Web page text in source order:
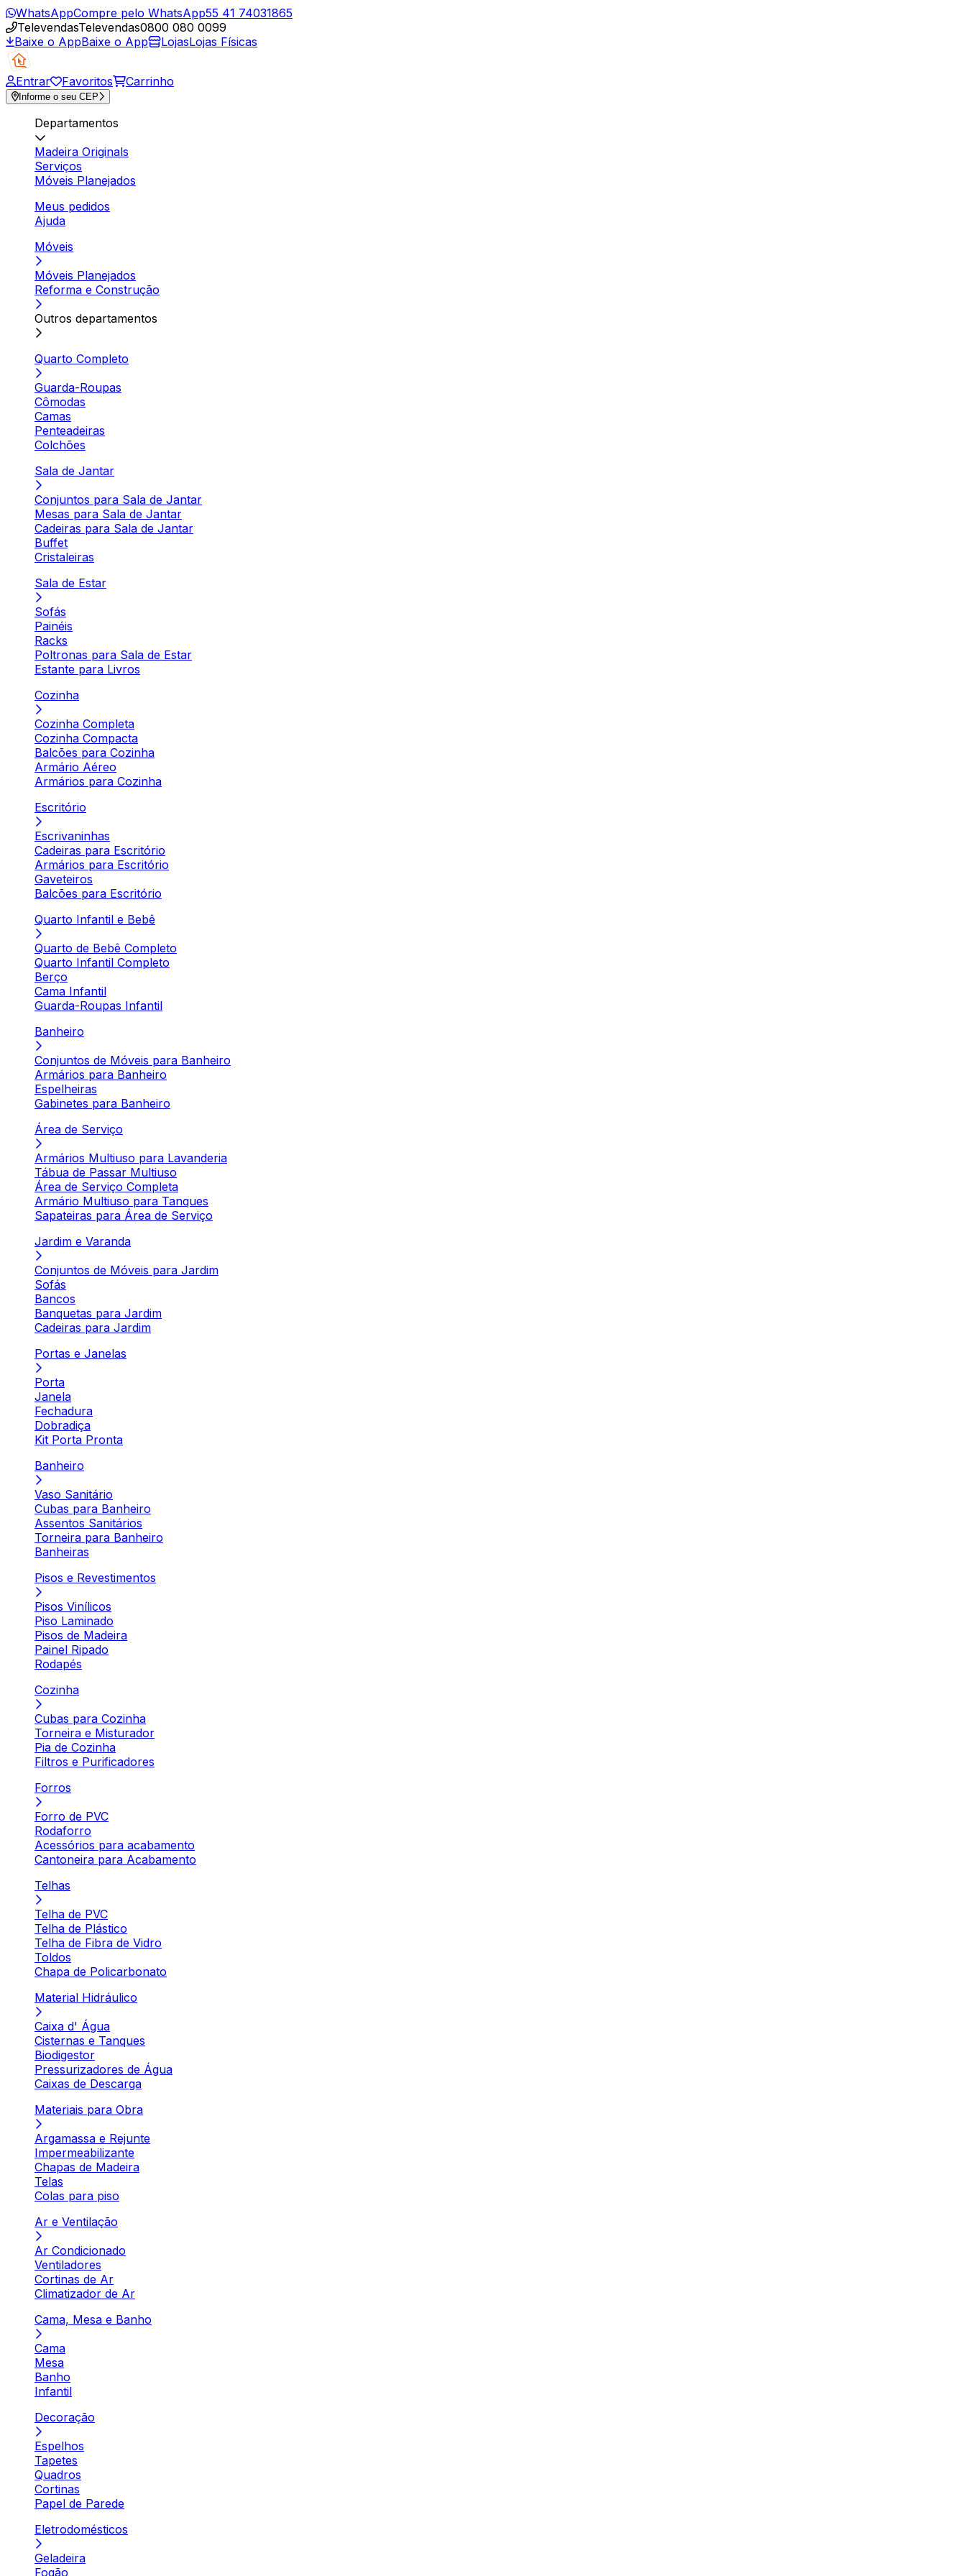
WhatsAppCompre pelo WhatsApp55 41 74031865
TelevendasTelevendas0800 080 0099
Baixe o AppBaixe o App LojasLojas Físicas
Entrar Favoritos Carrinho
Informe o seu CEP
Departamentos
Madeira Originals
Serviços
Móveis Planejados
Meus pedidos
Ajuda
Móveis
Móveis Planejados
Reforma e Construção
Outros departamentos
Quarto Completo
Guarda-Roupas
Cômodas
Camas
Penteadeiras
Colchões
Sala de Jantar
Conjuntos para Sala de Jantar
Mesas para Sala de Jantar
Cadeiras para Sala de Jantar
Buffet
Cristaleiras
Sala de Estar
Sofás
Painéis
Racks
Poltronas para Sala de Estar
Estante para Livros
Cozinha
Cozinha Completa
Cozinha Compacta
Balcões para Cozinha
Armário Aéreo
Armários para Cozinha
Escritório
Escrivaninhas
Cadeiras para Escritório
Armários para Escritório
Gaveteiros
Balcões para Escritório
Quarto Infantil e Bebê
Quarto de Bebê Completo
Quarto Infantil Completo
Berço
Cama Infantil
Guarda-Roupas Infantil
Banheiro
Conjuntos de Móveis para Banheiro
Armários para Banheiro
Espelheiras
Gabinetes para Banheiro
Área de Serviço
Armários Multiuso para Lavanderia
Tábua de Passar Multiuso
Área de Serviço Completa
Armário Multiuso para Tanques
Sapateiras para Área de Serviço
Jardim e Varanda
Conjuntos de Móveis para Jardim
Sofás
Bancos
Banquetas para Jardim
Cadeiras para Jardim
Portas e Janelas
Porta
Janela
Fechadura
Dobradiça
Kit Porta Pronta
Banheiro
Vaso Sanitário
Cubas para Banheiro
Assentos Sanitários
Torneira para Banheiro
Banheiras
Pisos e Revestimentos
Pisos Vinílicos
Piso Laminado
Pisos de Madeira
Painel Ripado
Rodapés
Cozinha
Cubas para Cozinha
Torneira e Misturador
Pia de Cozinha
Filtros e Purificadores
Forros
Forro de PVC
Rodaforro
Acessórios para acabamento
Cantoneira para Acabamento
Telhas
Telha de PVC
Telha de Plástico
Telha de Fibra de Vidro
Toldos
Chapa de Policarbonato
Material Hidráulico
Caixa d' Água
Cisternas e Tanques
Biodigestor
Pressurizadores de Água
Caixas de Descarga
Materiais para Obra
Argamassa e Rejunte
Impermeabilizante
Chapas de Madeira
Telas
Colas para piso
Ar e Ventilação
Ar Condicionado
Ventiladores
Cortinas de Ar
Climatizador de Ar
Cama, Mesa e Banho
Cama
Mesa
Banho
Infantil
Decoração
Espelhos
Tapetes
Quadros
Cortinas
Papel de Parede
Eletrodomésticos
Geladeira
Fogão